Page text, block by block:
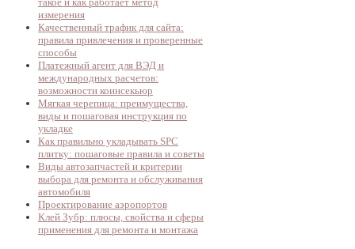
измерения
Качественный трафик для сайта:
правила привлечения и проверенные
способы
Платежный агент для ВЭД и
международных расчетов:
возможности коинсекьюр
Мягкая черепица: преимущества,
виды и пошаговая инструкция по
укладке
Как правильно укладывать SPC
плитку: пошаговые правила и советы
Виды автозапчастей и критерии
выбора для ремонта и обслуживания
автомобиля
Проектирование аэропортов
Клей Зубр: плюсы, свойства и сферы
применения для ремонта и монтажа